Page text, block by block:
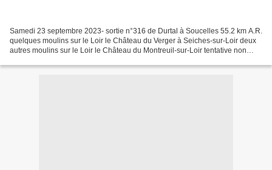
Samedi 23 septembre 2023- sortie n°316 de Durtal à Soucelles 55.2 km A.R.
quelques moulins sur le Loir le Château du Verger à Seiches-sur-Loir deux
autres moulins sur le Loir le Château du Montreuil-sur-Loir tentative non